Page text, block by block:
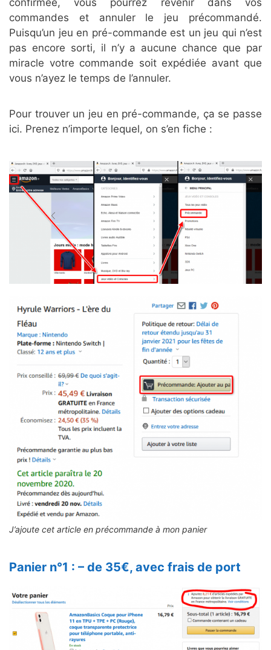
commandes et annuler le jeu précommandé.
Puisqu’un jeu en pré-commande est un jeu qui n’est
pas encore sorti, il n’y a aucune chance que par
miracle votre commande soit expédiée avant que
vous n’ayez le temps de l’annuler.
Pour trouver un jeu en pré-commande, ça se passe
ici. Prenez n’importe lequel, on s’en fiche :
J’ajoute cet article en précommande à mon panier
Panier n°1 : – de 35€, avec frais de port